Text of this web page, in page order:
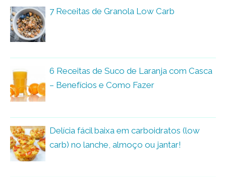
7 Receitas de Granola Low Carb
6 Receitas de Suco de Laranja com Casca
– Benefícios e Como Fazer
Delícia fácil baixa em carboidratos (low
carb) no lanche, almoço ou jantar!